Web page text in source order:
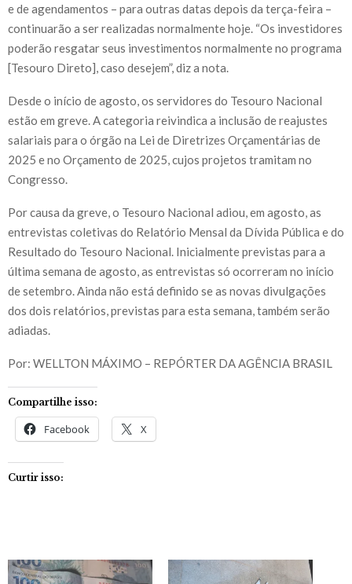
e de agendamentos – para outras datas depois da terça-feira –
continuarão a ser realizadas normalmente hoje. “Os investidores
poderão resgatar seus investimentos normalmente no programa
[Tesouro Direto], caso desejem”, diz a nota.
Desde o início de agosto, os servidores do Tesouro Nacional
estão em greve. A categoria reivindica a inclusão de reajustes
salariais para o órgão na Lei de Diretrizes Orçamentárias de
2025 e no Orçamento de 2025, cujos projetos tramitam no
Congresso.
Por causa da greve, o Tesouro Nacional adiou, em agosto, as
entrevistas coletivas do Relatório Mensal da Dívida Pública e do
Resultado do Tesouro Nacional. Inicialmente previstas para a
última semana de agosto, as entrevistas só ocorreram no início
de setembro. Ainda não está definido se as novas divulgações
dos dois relatórios, previstas para esta semana, também serão
adiadas.
Por: WELLTON MÁXIMO – REPÓRTER DA AGÊNCIA BRASIL
Compartilhe isso:
Facebook X
Curtir isso: